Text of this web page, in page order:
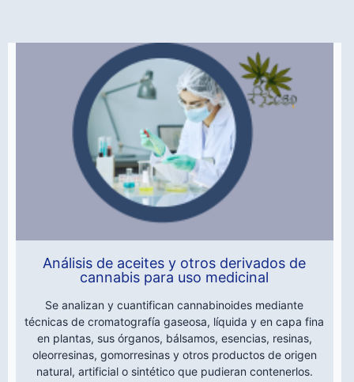
Análisis de aceites y otros derivados de
cannabis para uso medicinal
Se analizan y cuantifican cannabinoides mediante
técnicas de cromatografía gaseosa, líquida y en capa fina
en plantas, sus órganos, bálsamos, esencias, resinas,
oleorresinas, gomorresinas y otros productos de origen
natural, artificial o sintético que pudieran contenerlos.